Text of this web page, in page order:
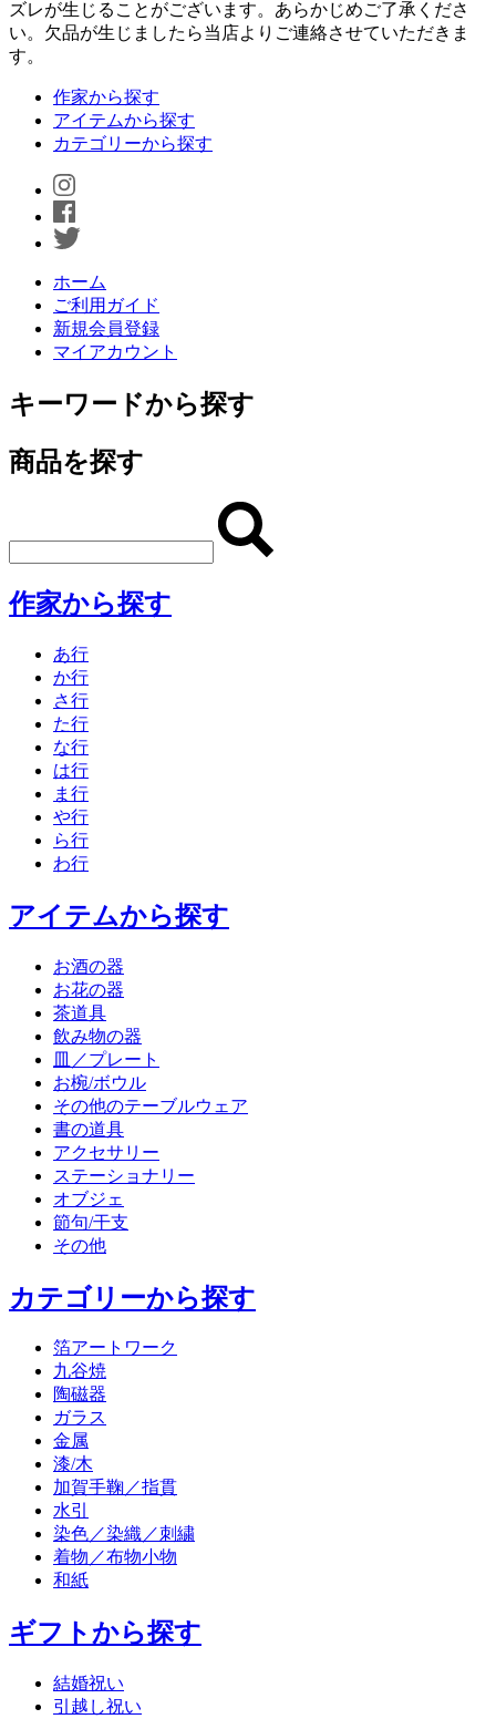
ズレが生じることがございます。あらかじめご了承くださ
い。欠品が生じましたら当店よりご連絡させていただきま
す。
作家から探す
アイテムから探す
カテゴリーから探す
ホーム
ご利用ガイド
新規会員登録
マイアカウント
キーワードから探す
商品を探す
作家から探す
あ行
か行
さ行
た行
な行
は行
ま行
や行
ら行
わ行
アイテムから探す
お酒の器
お花の器
茶道具
飲み物の器
皿／プレート
お椀/ボウル
その他のテーブルウェア
書の道具
アクセサリー
ステーショナリー
オブジェ
節句/干支
その他
カテゴリーから探す
箔アートワーク
九谷焼
陶磁器
ガラス
金属
漆/木
加賀手鞠／指貫
水引
染色／染織／刺繍
着物／布物小物
和紙
ギフトから探す
結婚祝い
引越し祝い